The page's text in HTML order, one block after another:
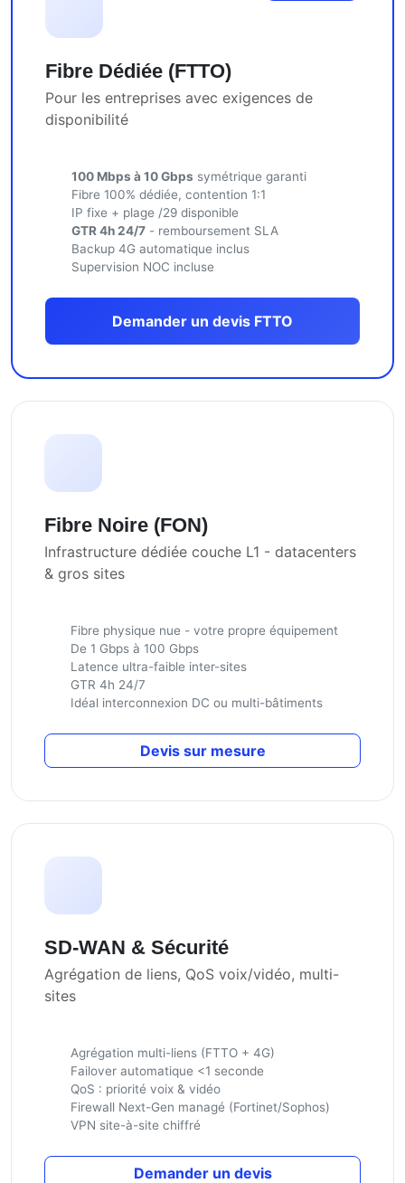
Fibre Dédiée (FTTO)
Pour les entreprises avec exigences de
disponibilité
100 Mbps à 10 Gbps symétrique garanti
Fibre 100% dédiée, contention 1:1
IP fixe + plage /29 disponible
GTR 4h 24/7 - remboursement SLA
Backup 4G automatique inclus
Supervision NOC incluse
Demander un devis FTTO
Fibre Noire (FON)
Infrastructure dédiée couche L1 - datacenters
& gros sites
Fibre physique nue - votre propre équipement
De 1 Gbps à 100 Gbps
Latence ultra-faible inter-sites
GTR 4h 24/7
Idéal interconnexion DC ou multi-bâtiments
Devis sur mesure
SD-WAN & Sécurité
Agrégation de liens, QoS voix/vidéo, multi-
sites
Agrégation multi-liens (FTTO + 4G)
Failover automatique <1 seconde
QoS : priorité voix & vidéo
Firewall Next-Gen managé (Fortinet/Sophos)
VPN site-à-site chiffré
Demander un devis